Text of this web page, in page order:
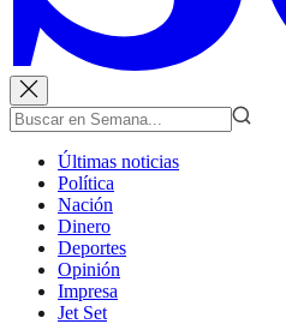
Últimas noticias
Política
Nación
Dinero
Deportes
Opinión
Impresa
Jet Set